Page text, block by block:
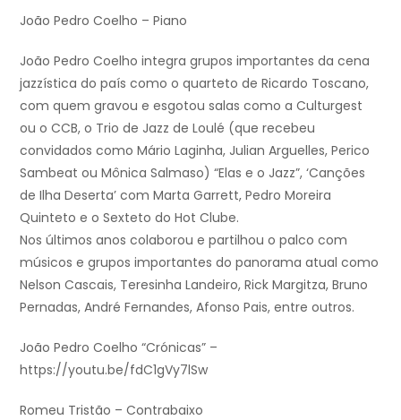
João Pedro Coelho – Piano
João Pedro Coelho integra grupos importantes da cena
jazzística do país como o quarteto de Ricardo Toscano,
com quem gravou e esgotou salas como a Culturgest
ou o CCB, o Trio de Jazz de Loulé (que recebeu
convidados como Mário Laginha, Julian Arguelles, Perico
Sambeat ou Mônica Salmaso) “Elas e o Jazz”, ‘Canções
de Ilha Deserta’ com Marta Garrett, Pedro Moreira
Quinteto e o Sexteto do Hot Clube.
Nos últimos anos colaborou e partilhou o palco com
músicos e grupos importantes do panorama atual como
Nelson Cascais, Teresinha Landeiro, Rick Margitza, Bruno
Pernadas, André Fernandes, Afonso Pais, entre outros.
João Pedro Coelho “Crónicas” –
https://youtu.be/fdC1gVy7lSw
Romeu Tristão – Contrabaixo